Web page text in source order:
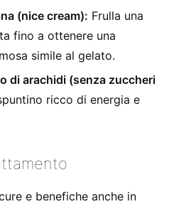
(nice cream): Frulla una
fino a ottenere una
simile al gelato.
di arachidi (senza zuccheri
ricco di energia e
e benefiche anche in